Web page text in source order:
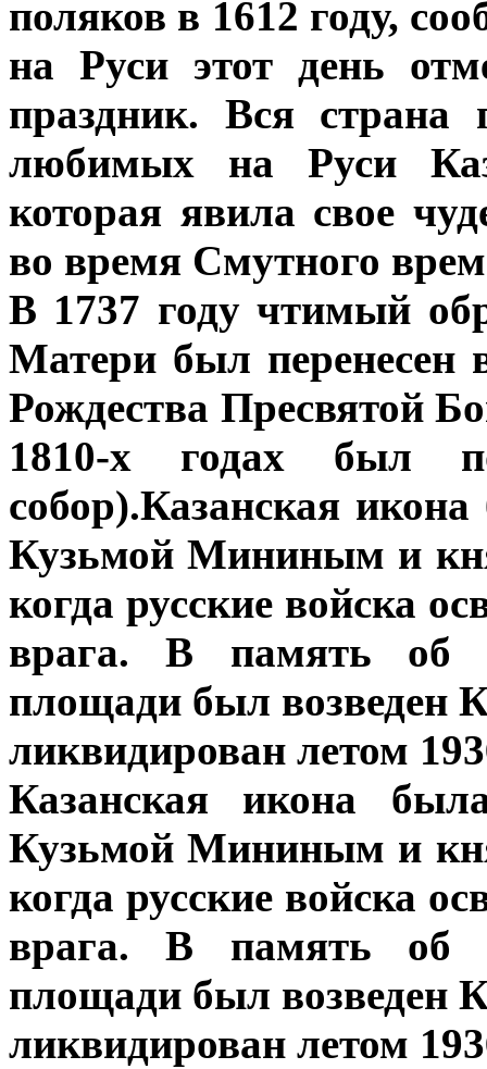
поляков в 1612 году,
на Руси этот день
праздник. Вся страна
любимых на Руси
которая явила свое
во время Смутного
В 1737 году чтимый
Матери был перенесен
Рождества Пресвятой
1810-х годах был
собор).Казанская
Кузьмой Мининым и
когда русские войска
врага. В память об
площади был возведен
ликвидирован летом
Казанская икона
Кузьмой Мининым и
когда русские войска
врага. В память об
площади был возведен
ликвидирован летом